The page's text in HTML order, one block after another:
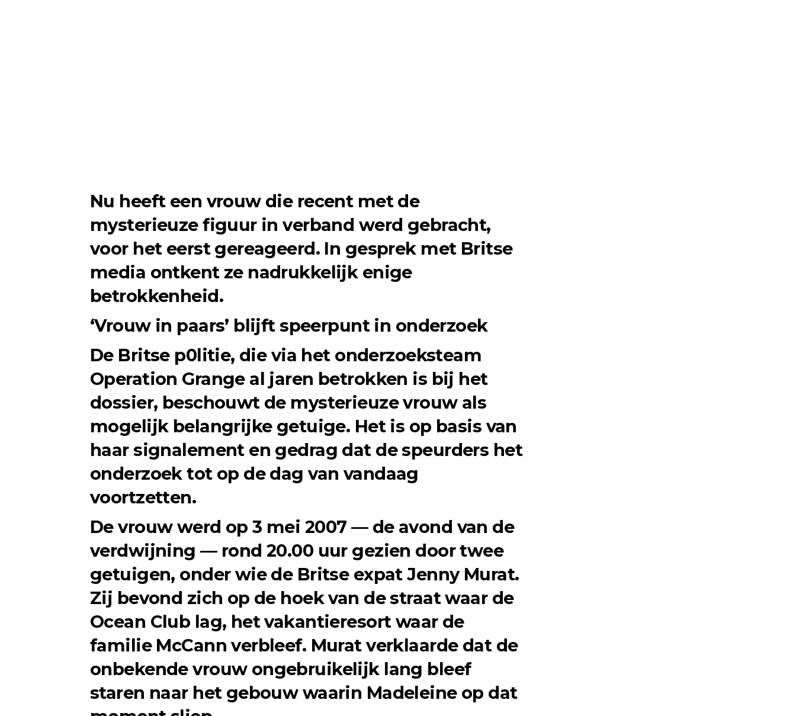
Nu heeft een vrouw die recent met de
mysterieuze figuur in verband werd gebracht,
voor het eerst gereageerd. In gesprek met Britse
media ontkent ze nadrukkelijk enige
betrokkenheid.
‘Vrouw in paars’ blijft speerpunt in onderzoek
De Britse p0litie, die via het onderzoeksteam
Operation Grange al jaren betrokken is bij het
dossier, beschouwt de mysterieuze vrouw als
mogelijk belangrijke getuige. Het is op basis van
haar signalement en gedrag dat de speurders het
onderzoek tot op de dag van vandaag
voortzetten.
De vrouw werd op 3 mei 2007 — de avond van de
verdwijning — rond 20.00 uur gezien door twee
getuigen, onder wie de Britse expat Jenny Murat.
Zij bevond zich op de hoek van de straat waar de
Ocean Club lag, het vakantieresort waar de
familie McCann verbleef. Murat verklaarde dat de
onbekende vrouw ongebruikelijk lang bleef
staren naar het gebouw waarin Madeleine op dat